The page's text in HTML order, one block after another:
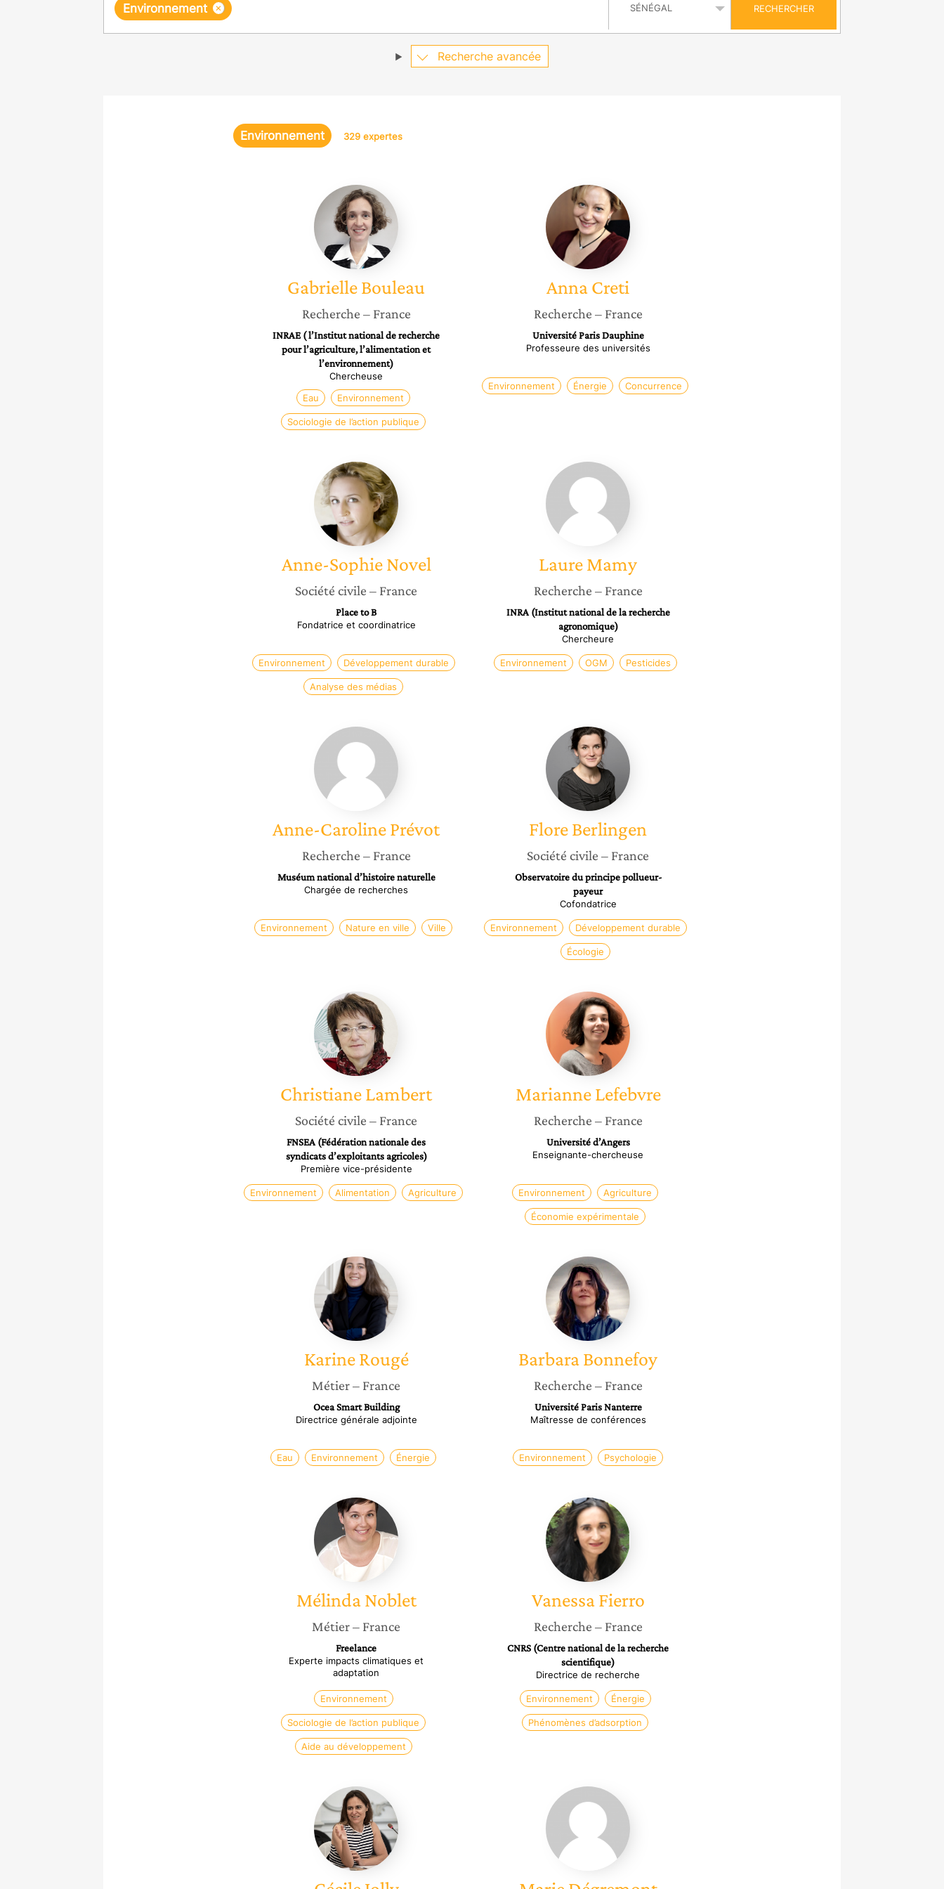
×
Environnement RECHERCHER
Recherche avancée
Environnement 329 expertes
Gabrielle
Bouleau
GabrielleBouleau
Recherche – France
INRAE ( l’Institut national de recherche
pour l’agriculture, l’alimentation et
l’environnement)
Chercheuse
Eau
Environnement
Sociologie de l’action publique
Anna
Creti
AnnaCreti
Recherche – France
Université Paris Dauphine
Professeure des universités
Environnement Énergie Concurrence
Anne-
Sophie
Novel
Anne-Sophie Novel
Société civile – France
Place to B
Fondatrice et coordinatrice
Environnement Développement durable
Analyse des médias
Laure
Mamy
LaureMamy
Recherche – France
INRA (Institut national de la recherche
agronomique)
Chercheure
Environnement OGM Pesticides
Anne-
Caroline
Prévot
Anne-CarolinePrévot
Recherche – France
Muséum national d’histoire naturelle
Chargée de recherches
Environnement Nature en ville Ville
Flore
Berlingen
FloreBerlingen
Société civile – France
Observatoire du principe pollueur-
payeur
Cofondatrice
Environnement Développement durable
Écologie
Christiane
Lambert
ChristianeLambert
Société civile – France
FNSEA (Fédération nationale des
syndicats d’exploitants agricoles)
Première vice-présidente
Environnement Alimentation Agriculture
Marianne
Lefebvre
Marianne Lefebvre
Recherche – France
Université d’Angers
Enseignante-chercheuse
Environnement Agriculture
Économie expérimentale
Karine
Rougé
Karine Rougé
Métier– France
Ocea Smart Building
Directrice générale adjointe
Eau Environnement Énergie
Barbara
Bonnefoy
BarbaraBonnefoy
Recherche – France
Université Paris Nanterre
Maîtresse de conférences
Environnement Psychologie
Mélinda
Noblet
Mélinda Noblet
Métier– France
Freelance
Experte impacts climatiques et
adaptation
Environnement
Sociologie de l’action publique
Aide au développement
Vanessa
Fierro
Vanessa Fierro
Recherche – France
CNRS (Centre national de la recherche
scientifique)
Directrice de recherche
Environnement Énergie
Phénomènes d’adsorption
Cécile
Jolly
Marie
Dégremont